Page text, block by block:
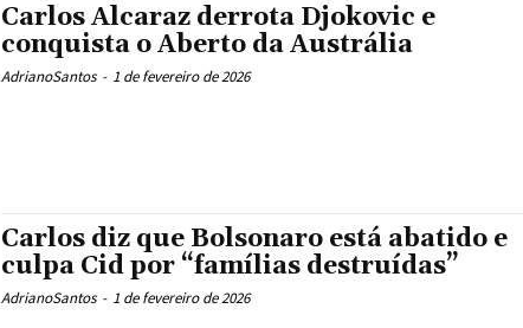
Carlos Alcaraz derrota Djokovic e
conquista o Aberto da Austrália
AdrianoSantos - 1 de fevereiro de 2026
Carlos diz que Bolsonaro está abatido e
culpa Cid por “famílias destruídas”
AdrianoSantos - 1 de fevereiro de 2026